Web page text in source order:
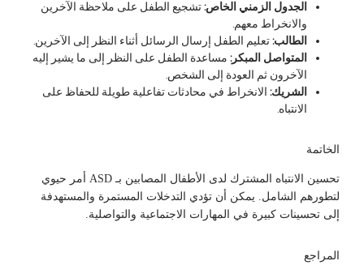
الجدول الزمني الخاص: تشجيع الطفل على ملاحظة الآخرين
والانخراط معهم.
الطالب: تعليم الطفل إرسال الرسائل أثناء النظر إلى الآخرين.
المتواصل المبكر: مساعدة الطفل على النظر إلى ما يشير إليه
الآخرون ثم العودة إلى الشخص.
الشريك: الانخراط في محادثات تفاعلية طويلة للحفاظ على
الانتباه.
الخاتمة
تحسين الانتباه المشترك لدى الأطفال المصابين بـ ASD أمر حيوي
لتطورهم الشامل. يمكن أن تؤدي التدخلات المستمرة والمستهدفة
إلى تحسينات كبيرة في المهارات الاجتماعية والتواصلية.
المراجع